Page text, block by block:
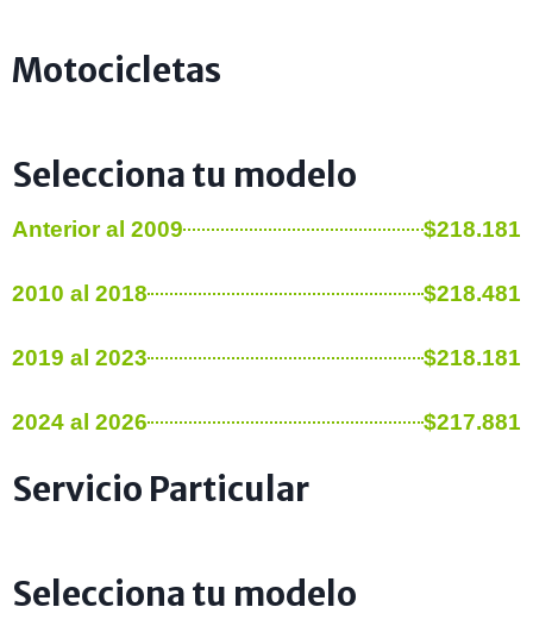
Motocicletas
Selecciona tu modelo
Anterior al 2009 $218.181
2010 al 2018 $218.481
2019 al 2023 $218.181
2024 al 2026 $217.881
Servicio Particular
Selecciona tu modelo